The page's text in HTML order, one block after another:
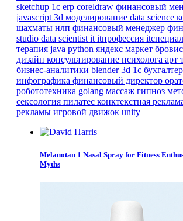
sketchup 1с erp coreldraw финансовый
javascript 3d моделирование data science
шахматы нлп финансовый менеджер
studio data scientist it itпрофессия
терапия java python яндекс маркет
дизайн консультирование психолога арт
бизнес-аналитики blender 3d 1с
инфографика финансовый директор
робототехника golang массаж гипноз
сексология пилатес конктекстная
рекламы игровой движок unity
Melanotan 1 Nasal Spray for Fitness
Myths